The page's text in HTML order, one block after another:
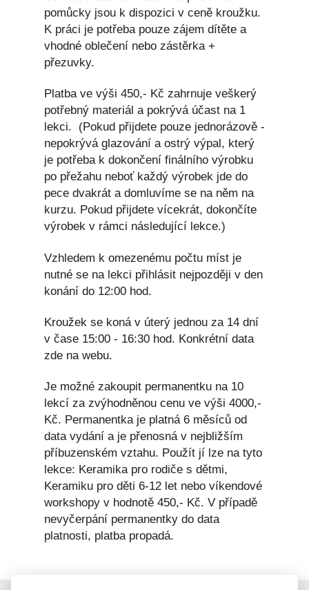
pomůcky jsou k dispozici v ceně kroužku.
K práci je potřeba pouze zájem dítěte a
vhodné oblečení nebo zástěrka +
přezuvky.
Platba ve výši 450,- Kč zahrnuje veškerý
potřebný materiál a pokrývá účast na 1
lekci. (Pokud přijdete pouze jednorázově -
nepokrývá glazování a ostrý výpal, který
je potřeba k dokončení finálního výrobku
po přežahu neboť každý výrobek jde do
pece dvakrát a domluvíme se na něm na
kurzu. Pokud přijdete vícekrát, dokončíte
výrobek v rámci následující lekce.)
Vzhledem k omezenému počtu míst je
nutné se na lekci přihlásit nejpozději v den
konání do 12:00 hod.
Kroužek se koná v úterý jednou za 14 dní
v čase 15:00 - 16:30 hod. Konkrétní data
zde na webu.
Je možné zakoupit permanentku na 10
lekcí za zvýhodněnou cenu ve výši 4000,-
Kč. Permanentka je platná 6 měsíců od
data vydání a je přenosná v nejbližším
příbuzenském vztahu. Použít jí lze na tyto
lekce: Keramika pro rodiče s dětmi,
Keramiku pro děti 6-12 let nebo víkendové
workshopy v hodnotě 450,- Kč. V případě
nevyčerpání permanentky do data
platnosti, platba propadá.